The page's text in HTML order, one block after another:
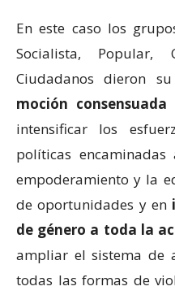
En este caso los
Socialista, Popular,
Ciudadanos dieron su
moción consensuada
intensificar los
políticas
empoderamiento y la
de oportunidades y en
de género a toda la
ampliar el sistema de
todas las formas de